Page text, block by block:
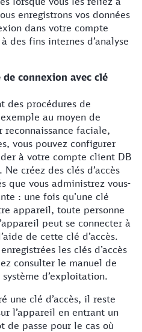
enregistrons vos données
dans votre compte
des fins internes d’analyse
connexion avec clé
des procédures de
au moyen de
faciale,
vous pouvez configurer
à votre compte client DB
créez des clés d’accès
que vous administrez vous-
: une fois qu’une clé
appareil, toute personne
peut se connecter à
de cette clé d’accès.
les clés d’accès
consulter le manuel de
d’exploitation.
une clé d’accès, il reste
l’appareil en entrant un
de passe pour le cas où